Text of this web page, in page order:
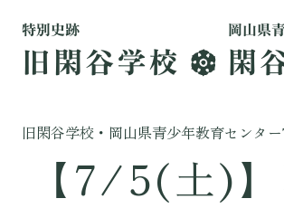
旧閑谷学校・岡山県青少年教育センタ
【7/5(土)